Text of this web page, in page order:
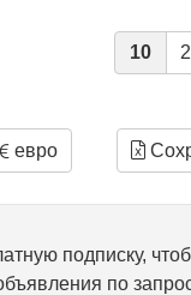
10
евро
подписку,
по